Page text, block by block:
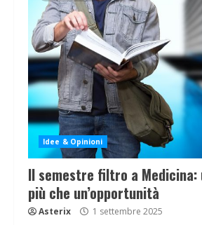
Idee & Opinioni
Il semestre filtro a Medicina:
più che un’opportunità
Asterix 1 settembre 2025